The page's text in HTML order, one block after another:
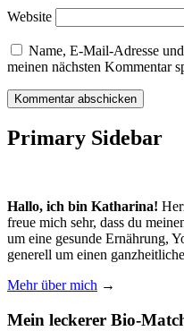
Website
Name, E-Mail-Adresse
meinen nächsten Kommentar
Primary Sidebar
Hallo, ich bin Katharina!
freue mich sehr, dass du
um eine gesunde Ernährung,
generell um einen
Mehr über mich →
Mein leckerer Bio-